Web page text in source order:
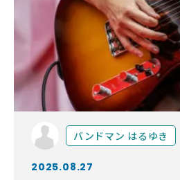
ログ
バンドマン はるゆき
2025.08.27